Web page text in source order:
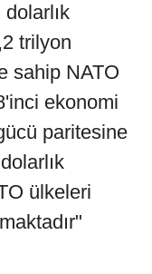
trilyon
sahip NATO
ekonomi
paritesine
ülkeleri